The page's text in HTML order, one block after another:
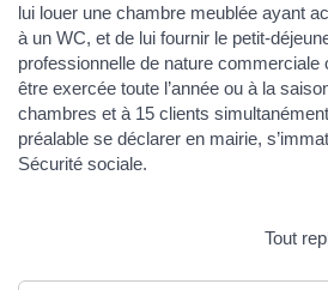
lui louer une chambre meublée ayant
à un WC, et de lui fournir le petit-
professionnelle de nature commerciale
être exercée toute l’année ou à la
chambres et à 15 clients
préalable se déclarer en mairie,
Sécurité sociale.
Tout